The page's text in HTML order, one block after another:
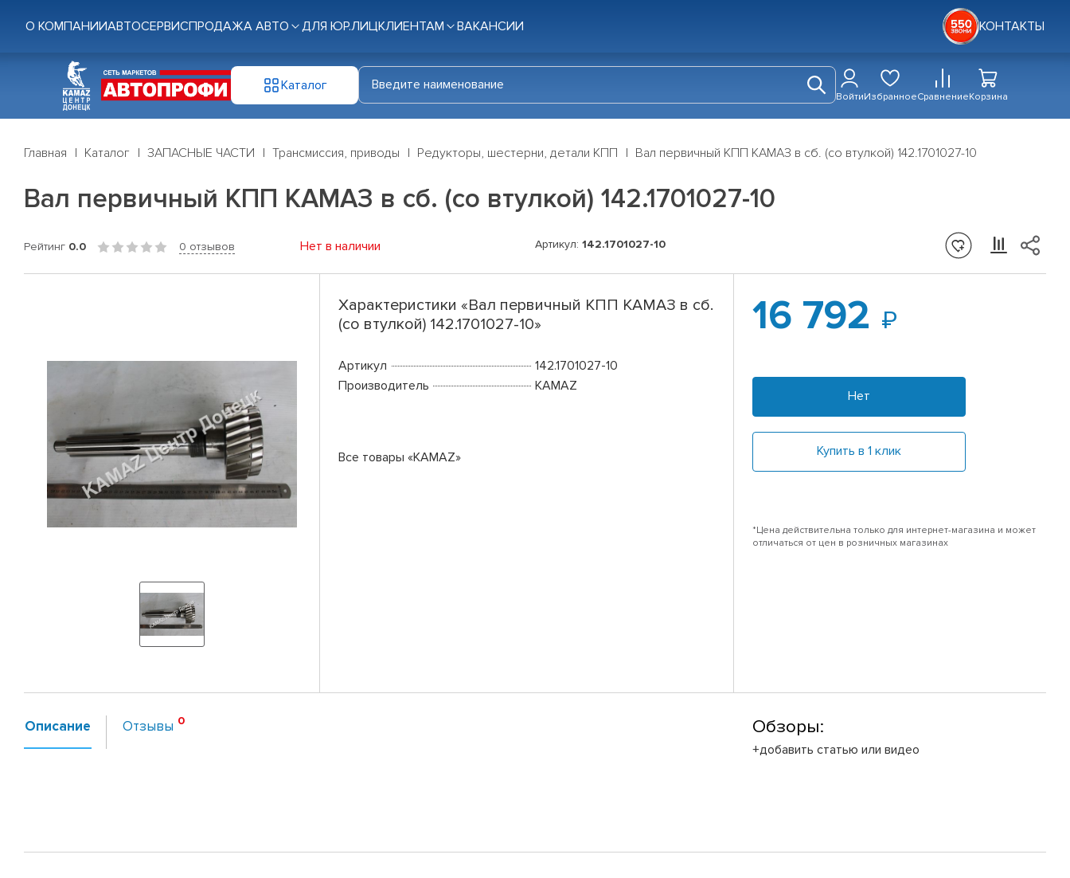
О КОМПАНИИАВТОСЕРВИСПРОДАЖА АВТО ДЛЯ ЮР.ЛИЦКЛИЕНТАМ ВАКАНСИИ КОНТАКТЫ
Каталог
ВойтиИзбранноеСравнениеКорзина
Главная Каталог ЗАПАСНЫЕ ЧАСТИ Трансмиссия, приводы Редукторы, шестерни, детали КПП Вал первичный КПП КАМАЗ в сб. (со втулкой) 142.1701027-10
Вал первичный КПП КАМАЗ в сб. (со втулкой) 142.1701027-10
Рейтинг 0.0 0 отзывов Нет в наличии Артикул: 142.1701027-10
Характеристики «Вал первичный КПП КАМАЗ в сб.
(со втулкой) 142.1701027-10»
Артикул
142.1701027-10
Производитель
KAMAZ
Все товары «KAMAZ»
16 792
Нет
Купить в 1 клик
*Цена действительна только для интернет-магазина и может
отличаться от цен в розничных магазинах
Описание Отзывы Обзоры:
+добавить статью или видео